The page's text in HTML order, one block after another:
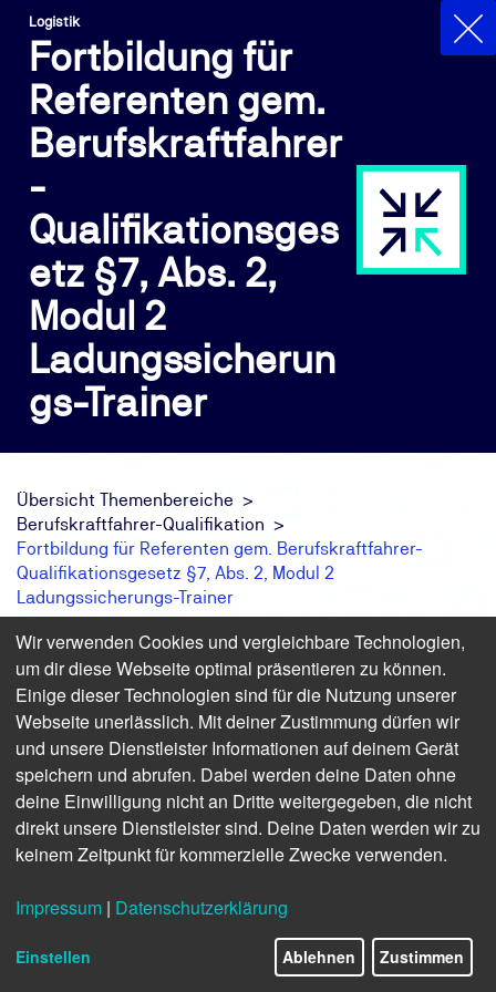
Logistik
Fortbildung für
Referenten gem.
Berufskraftfahrer
-
Qualifikationsges
etz §7, Abs. 2,
Modul 2
Ladungssicherun
gs-Trainer
Übersicht Themenbereiche
Berufskraftfahrer-Qualifikation
Fortbildung für Referenten gem. Berufskraftfahrer-
Qualifikationsgesetz §7, Abs. 2, Modul 2
Ladungssicherungs-Trainer
In §8 der Verordnung zur Durchführung des
Berufskraftfahrer-Qualifikations-Gesetzes
(Berufskraftfahrer-Qualifikations-Verordnung – BKrFQV),
explizit das Ausbilder und Ausbilderinnen, die Unterricht
im Sinne des § 2 Absatz 2 und des § 4 Absatz 2
durchführen, haben ihre Kenntnisse regelmäßig durch
eine mindestens dreitägige Fortbildung, die alle Gebiete
erfassen soll, die für diese berufliche Tätigkeit des
Ausbilders oder der Ausbilderin von Bedeutung sind, zu
von mindestens 24 Unterrichtseinheiten und ist
spätestens alle vier Jahre zu absolvieren. Der Unterricht
im Sinne des § 2 Absatz 2 und des § 4 Absatz 2 darf nicht
Wir verwenden Cookies und vergleichbare Technologien,
um dir diese Webseite optimal präsentieren zu können.
Einige dieser Technologien sind für die Nutzung unserer
Webseite unerlässlich. Mit deiner Zustimmung dürfen wir
und unsere Dienstleister Informationen auf deinem Gerät
speichern und abrufen. Dabei werden deine Daten ohne
deine Einwilligung nicht an Dritte weitergegeben, die nicht
direkt unsere Dienstleister sind. Deine Daten werden wir zu
keinem Zeitpunkt für kommerzielle Zwecke verwenden.
Impressum | Datenschutzerklärung
Einstellen Ablehnen Zustimmen